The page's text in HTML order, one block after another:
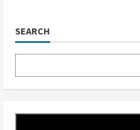
New
with
Entertainment,
and
to
SEARCH